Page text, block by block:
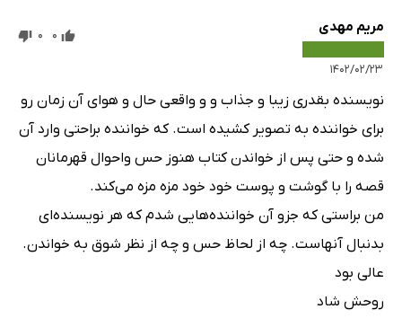
مریم مهدی
۱۴۰۲/۰۲/۲۳
0
0
نویسنده بقدری زیبا و جذاب و و واقعی حال و هوای آن زمان رو
برای خواننده به تصویر کشیده است. که خواننده براحتی وارد آن
شده و حتی پس از خواندن کتاب هنوز حس واحوال قهرمانان
قصه را با گوشت و پوست خود خود مزه مزه می‌کند.
من براستی که جزو آن خواننده‌هایی شدم که هر نویسنده‌ای
بدنبال آنهاست. چه از لحاظ حس و چه از نظر شوق به خواندن.
عالی بود
روحش شاد